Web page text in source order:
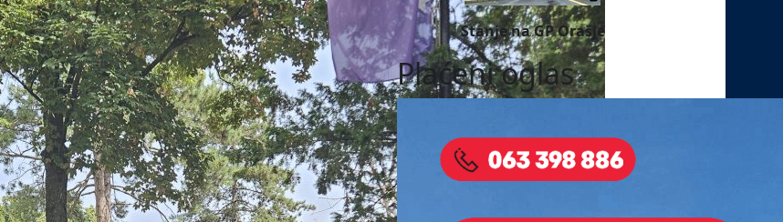
Stanje na GP Orašje
Plaćeni oglas